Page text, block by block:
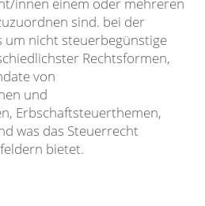
sind. bei der
um nicht steuerbegünstige
Rechtsformen,
von
und
Erbschaftsteuerthemen,
was das Steuerrecht
bietet.